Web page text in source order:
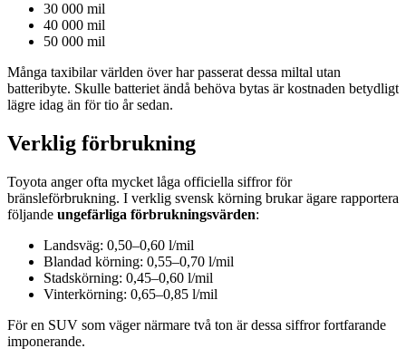
30 000 mil
40 000 mil
50 000 mil
Många taxibilar världen över har passerat dessa miltal utan
batteribyte. Skulle batteriet ändå behöva bytas är kostnaden betydligt
lägre idag än för tio år sedan.
Verklig förbrukning
Toyota anger ofta mycket låga officiella siffror för
bränsleförbrukning. I verklig svensk körning brukar ägare rapportera
följande ungefärliga förbrukningsvärden:
Landsväg: 0,50–0,60 l/mil
Blandad körning: 0,55–0,70 l/mil
Stadskörning: 0,45–0,60 l/mil
Vinterkörning: 0,65–0,85 l/mil
För en SUV som väger närmare två ton är dessa siffror fortfarande
imponerande.